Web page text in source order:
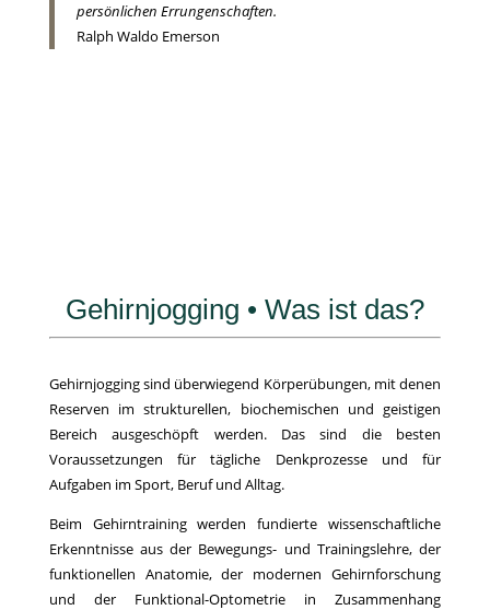
persönlichen Errungenschaften.
Ralph Waldo Emerson
Gehirnjogging • Was ist das?
Gehirnjogging sind überwiegend Körperübungen, mit denen
Reserven im strukturellen, biochemischen und geistigen
Bereich ausgeschöpft werden. Das sind die besten
Voraussetzungen für tägliche Denkprozesse und für
Aufgaben im Sport, Beruf und Alltag.
Beim Gehirntraining werden fundierte wissenschaftliche
Erkenntnisse aus der Bewegungs- und Trainingslehre, der
funktionellen Anatomie, der modernen Gehirnforschung
und der Funktional-Optometrie in Zusammenhang